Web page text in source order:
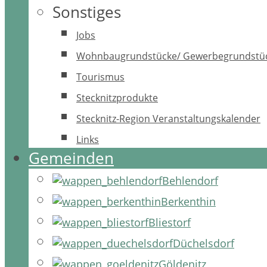
Sonstiges
Jobs
Wohnbaugrundstücke/
Tourismus
Stecknitzprodukte
Stecknitz-Region Veranstaltungskalender
Links
Gemeinden
Behlendorf
Berkenthin
Bliestorf
Düchelsdorf
Göldenitz